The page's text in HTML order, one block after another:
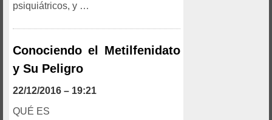
psiquiátricos, y …
Conociendo el Metilfenidato
y Su Peligro
22/12/2016 – 19:21
QUÉ ES